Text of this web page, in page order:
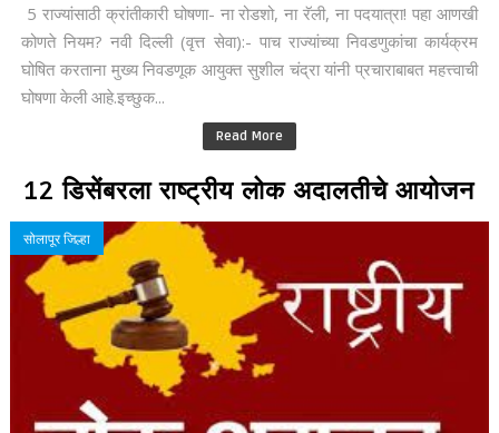
5 राज्यांसाठी क्रांतीकारी घोषणा- ना रोडशो, ना रॅली, ना पदयात्रा! पहा आणखी
कोणते नियम? नवी दिल्ली (वृत्त सेवा):- पाच राज्यांच्या निवडणुकांचा कार्यक्रम
घोषित करताना मुख्य निवडणूक आयुक्त सुशील चंद्रा यांनी प्रचाराबाबत महत्त्वाची
घोषणा केली आहे.इच्छुक...
Read More
12 डिसेंबरला राष्ट्रीय लोक अदालतीचे आयोजन
सोलापूर जिल्हा